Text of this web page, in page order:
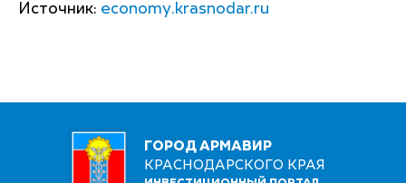
Источник: economy.krasnodar.ru
ГОРОД АРМАВИР
КРАСНОДАРСКОГО КРАЯ